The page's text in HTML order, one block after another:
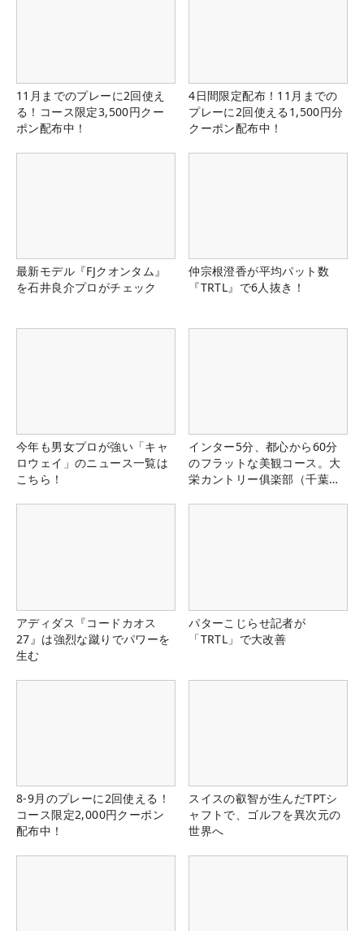
11月までのプレーに2回使え
る！コース限定3,500円クー
ポン配布中！
4日間限定配布！11月までの
プレーに2回使える1,500円分
クーポン配布中！
最新モデル『FJクオンタム』
を石井良介プロがチェック
仲宗根澄香が平均パット数
『TRTL』で6人抜き！
今年も男女プロが強い「キャ
ロウェイ」のニュース一覧は
こちら！
インター5分、都心から60分
のフラットな美観コース。大
栄カントリー俱楽部（千葉
アディダス『コードカオス
27』は強烈な蹴りでパワーを
生む
パターこじらせ記者が
「TRTL」で大改善
8-9月のプレーに2回使える！
コース限定2,000円クーポン
配布中！
スイスの叡智が生んだTPTシ
ャフトで、ゴルフを異次元の
世界へ